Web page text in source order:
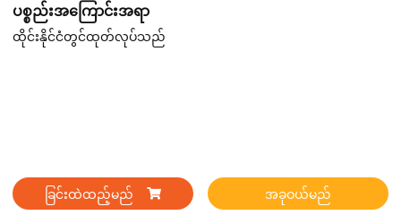
ပစ္စည်းအကြောင်းအရာ
ထိုင်းနိုင်ငံတွင်ထုတ်လုပ်သည်
ခြင်းထဲထည့်မည် အခုဝယ်မည်